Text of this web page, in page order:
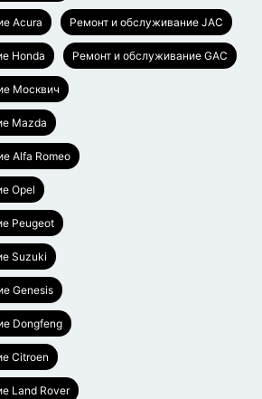
Acura Ремонт и обслуживание JAC
Honda Ремонт и обслуживание GAC
Москвич
Mazda
Alfa Romeo
Opel
Peugeot
Suzuki
Genesis
Dongfeng
Citroen
Land Rover